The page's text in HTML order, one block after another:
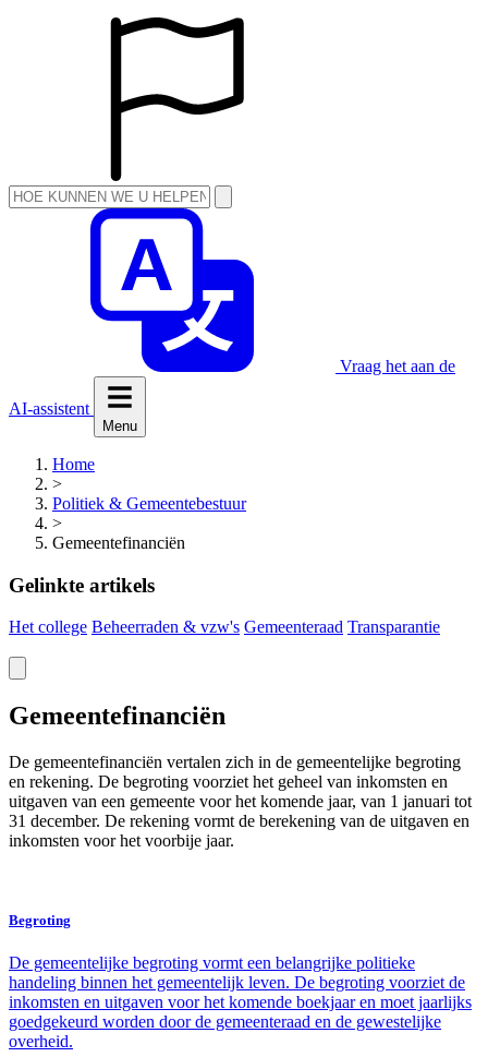
Vraag het aan de
AI-assistent
Menu
Home
>
Politiek & Gemeentebestuur
>
Gemeentefinanciën
Gelinkte artikels
Het college Beheerraden & vzw's Gemeenteraad Transparantie
Gemeentefinanciën
De gemeentefinanciën vertalen zich in de gemeentelijke begroting
en rekening. De begroting voorziet het geheel van inkomsten en
uitgaven van een gemeente voor het komende jaar, van 1 januari tot
31 december. De rekening vormt de berekening van de uitgaven en
inkomsten voor het voorbije jaar.
Begroting
De gemeentelijke begroting vormt een belangrijke politieke
handeling binnen het gemeentelijk leven. De begroting voorziet de
inkomsten en uitgaven voor het komende boekjaar en moet jaarlijks
goedgekeurd worden door de gemeenteraad en de gewestelijke
overheid.